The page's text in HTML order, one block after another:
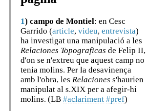
1) campo de Montiel: en Cesc
Garrido (article, videu, entrevista)
ha investigat una manipulació a les
Relaciones Topograficas de Felip II,
d'on se n'extreu que aquest camp no
tenia molins. Per la desavinença
amb l'obra, les Relaciones s'haurien
manipulat al s.XIX per a afegir-hi
molins. (LB #aclariment #pref)